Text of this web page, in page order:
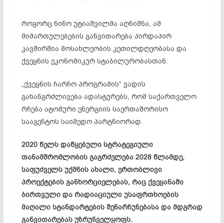
როგორც ნინო უტიაშვილმა აღნიშნა, ამ
მიმართულებების განვითარება პირდაპირ
კავშირშია მოსახლეობის კეთილდღეობასა და
ქვეყნის ეკონომიკურ სტაბილურობასთან.
„ქვეყნის ჩარჩო პროგრამის“ ვადის
გახანგრძლივება ადასტურებს, რომ საქართველო
რჩება ატომური ენერგიის საერთაშორისო
სააგენტოს საიმედო პარტნიორად.
2020 წელს დაწყებული სტრატეგიული
თანამშრომლობის გაგრძელება 2028 წლამდე,
საფუძველს უქმნის ახალი, ერთობლივი
პროექტების განხორციელებას, რაც ქვეყანაში
ბირთვული და რადიაციული უსაფრთხოების
მაღალი სტანდარტების შენარჩუნებასა და მდგრად
განვითარებას უზრუნველყოფს.